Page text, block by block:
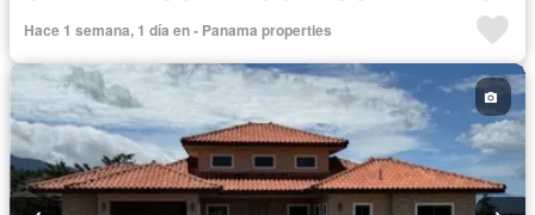
Cancha de tenis
Agua
Hace 1 semana, 1 día en - Panama properties